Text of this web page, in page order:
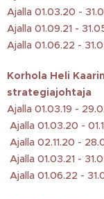
Ajalla 01.03.20 -
Ajalla 01.09.21 -
Ajalla 01.06.22 -
Korhola Heli
strategiajohtaja
Ajalla 01.03.19 -
Ajalla 01.03.20 -
Ajalla 02.11.20 -
Ajalla 01.03.21 -
Ajalla 01.06.22 -